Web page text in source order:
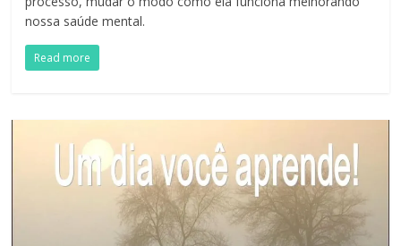
nossa saúde mental.
Read more